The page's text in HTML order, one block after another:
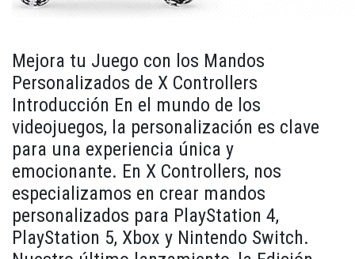
Mejora tu Juego con los Mandos
Personalizados de X Controllers
Introducción En el mundo de los
videojuegos, la personalización es clave
para una experiencia única y
emocionante. En X Controllers, nos
especializamos en crear mandos
personalizados para PlayStation 4,
PlayStation 5, Xbox y Nintendo Switch.